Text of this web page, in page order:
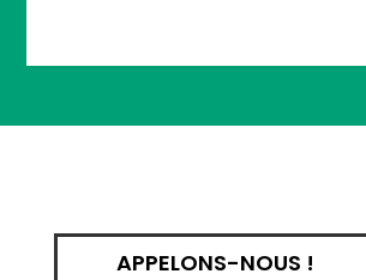
APPELONS-NOUS !